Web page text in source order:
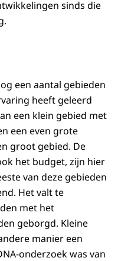
sinds die
een aantal gebieden
heeft geleerd
een klein gebied met
een even grote
groot gebied. De
het budget, zijn hier
van deze gebieden
Het valt te
met het
geborgd. Kleine
manier een
onderzoek was van